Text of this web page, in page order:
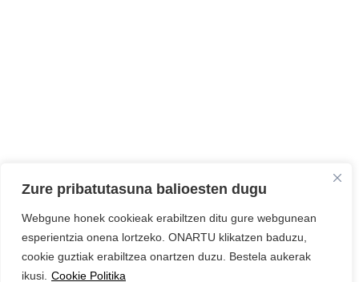
Zure pribatutasuna balioesten dugu
Webgune honek cookieak erabiltzen ditu gure webgunean
esperientzia onena lortzeko. ONARTU klikatzen baduzu,
cookie guztiak erabiltzea onartzen duzu. Bestela aukerak
ikusi. Cookie Politika